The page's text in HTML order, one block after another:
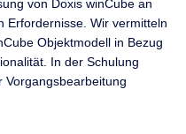
von Doxis winCube an
Erfordernisse. Wir vermitteln
Objektmodell in Bezug
In der Schulung
Vorgangsbearbeitung